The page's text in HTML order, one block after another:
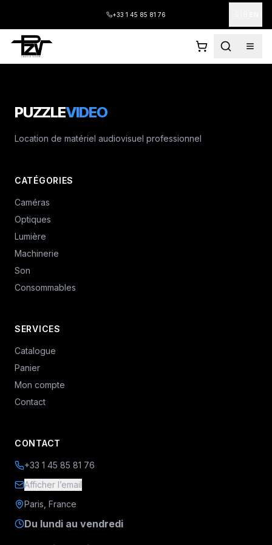
+33 1 45 85 81 76
PUZZLEVIDEO
Location de matériel audiovisuel professionnel
CATÉGORIES
Caméras
Optiques
Lumière
Machinerie
Son
Consommables
SERVICES
Catalogue
Panier
Mon compte
Contact
CONTACT
+33 1 45 85 81 76
Afficher l’email
Paris, France
Du lundi au vendredi